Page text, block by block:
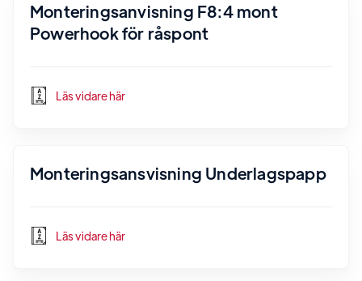
Monteringsanvisning F8:4 mont
Powerhook för råspont
Läs vidare här
Monteringsansvisning Underlagspapp
Läs vidare här